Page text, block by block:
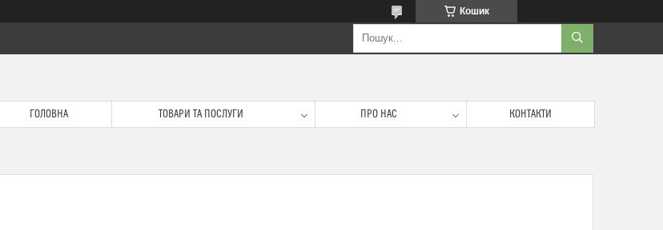
Кошик
ГОЛОВНА ТОВАРИ ТА ПОСЛУГИ ПРО НАС КОНТАКТИ